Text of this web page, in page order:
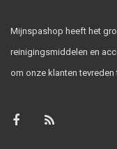
Mijnspashop heeft het
reinigingsmiddelen en
om onze klanten